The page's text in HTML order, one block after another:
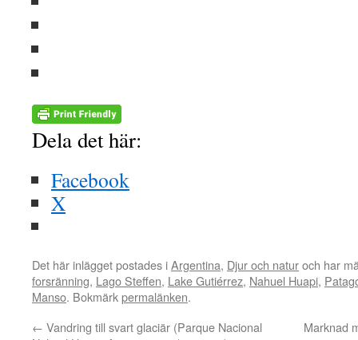
Dela det här:
Facebook
X
Det här inlägget postades iArgentina, Djur och naturoch har
forsränning, Lago Steffen, Lake Gutiérrez, Nahuel Huapi,
Manso. Bokmärkpermalänken.
← Vandring till svart glaciär (Parque Nacional
Marknad